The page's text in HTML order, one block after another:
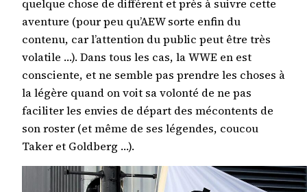
quelque chose de différent et près à suivre cette
aventure (pour peu qu’AEW sorte enfin du
contenu, car l’attention du public peut être très
volatile …). Dans tous les cas, la WWE en est
consciente, et ne semble pas prendre les choses à
la légère quand on voit sa volonté de ne pas
faciliter les envies de départ des mécontents de
son roster (et même de ses légendes, coucou
Taker et Goldberg …).